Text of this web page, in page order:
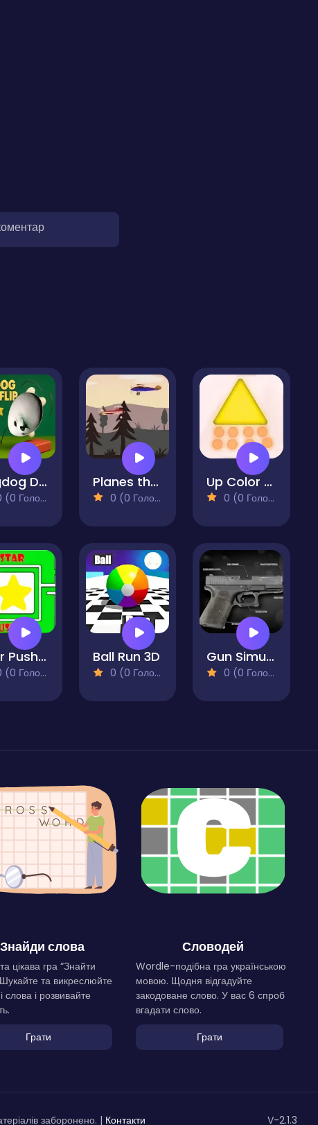
Eggdog Deadflip
Голосів)
Planes that Shoot
0 (0 Голосів)
Up Color Plane
0 (0 Голосів)
Star Pusher
Голосів)
Ball Run 3D
0 (0 Голосів)
Gun Simulator
0 (0 Голосів)
Знайди слова
цікава гра “Знайти
та викреслюйте
слова і розвивайте
Грати
Словодей
Wordle-подібна гра українською
мовою. Щодня відгадуйте
закодоване слово. У вас 6 спроб
вгадати слово.
Грати
заборонено. | Контакти V-2.1.3